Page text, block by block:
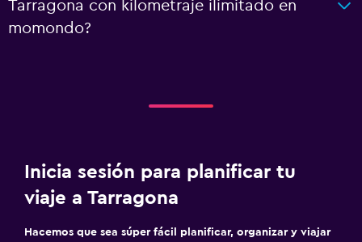
Tarragona con kilometraje ilimitado en
momondo?
Inicia sesión para planificar tu
viaje a Tarragona
Hacemos que sea súper fácil planificar, organizar y viajar